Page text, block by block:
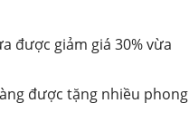
được giảm giá 30% vừa
được tặng nhiều phong